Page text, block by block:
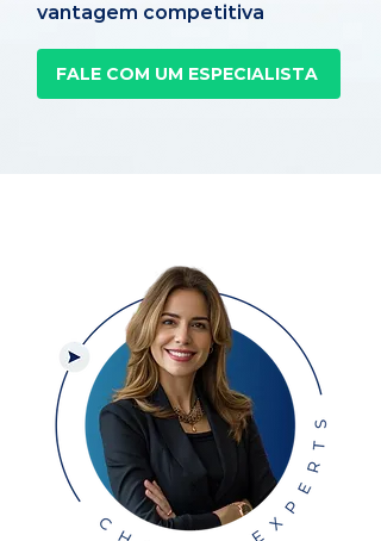
vantagem competitiva
FALE COM UM ESPECIALISTA